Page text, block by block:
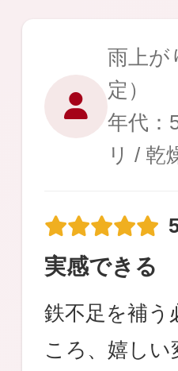
雨上が
定）
年代
リ / 乾
実感できる
鉄不足を補う
ころ、嬉し